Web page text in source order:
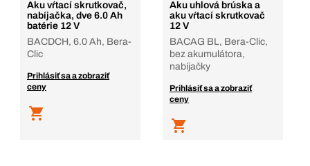
Aku vŕtací skrutkovač,
nabíjačka, dve 6.0 Ah
batérie 12 V
BACDCH, 6.0 Ah, Bera-
Clic
Prihlásiť sa a zobraziť
ceny
Aku uhlová brúska a
aku vŕtací skrutkovač
12 V
BACAG BL, Bera-Clic,
bez akumulátora,
nabíjačky
Prihlásiť sa a zobraziť
ceny